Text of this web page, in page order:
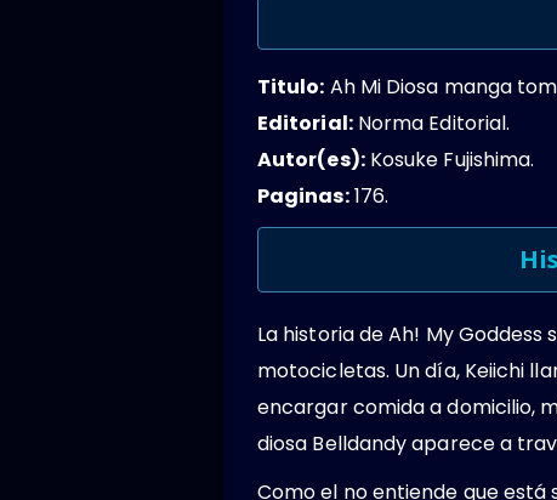
Titulo: Ah Mi Diosa manga
Editorial:Norma Editorial.
Autor(es):Kosuke Fujishima.
Paginas:176.
La historia de Ah! My
motocicletas. Un día, Keiichi
encargar comida a domicilio,
diosa Belldandy aparece a
Como el no entiende que está